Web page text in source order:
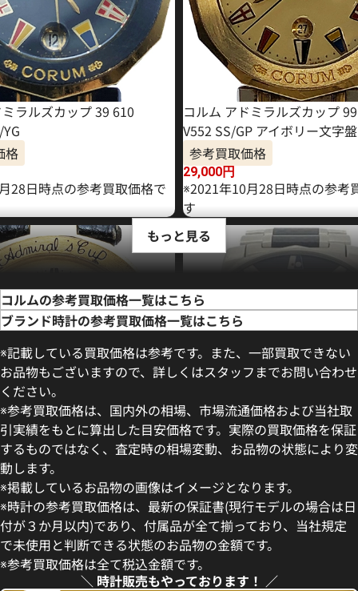
ラルズカップ 39 610
格
28日時点の参考買取価格で
コルム アドミラルズカップ
V552 SS/GP アイボリー文字盤
参考買取価格
29,000円
※2021年10月28日時点の参考
す
ラルズカップ SS
格
28日時点の参考買取価格で
2005 985.631.20
参考買取価格
価格はお問い合わせください
もっと見る
コルムの参考買取価格一覧はこちら
ブランド時計の参考買取価格一覧はこちら
※記載している買取価格は参考です。また、一部買取できない
お品物もございますので、詳しくはスタッフまでお問い合わせ
ください。
※参考買取価格は、国内外の相場、市場流通価格および当社取
引実績をもとに算出した目安価格です。実際の買取価格を保証
するものではなく、査定時の相場変動、お品物の状態により変
動します。
※掲載しているお品物の画像はイメージとなります。
※時計の参考買取価格は、最新の保証書(現行モデルの場合は日
付が３か月以内)であり、付属品が全て揃っており、当社規定
で未使用と判断できる状態のお品物の金額です。
※参考買取価格は全て税込金額です。
＼ 時計販売もやっております！ ／